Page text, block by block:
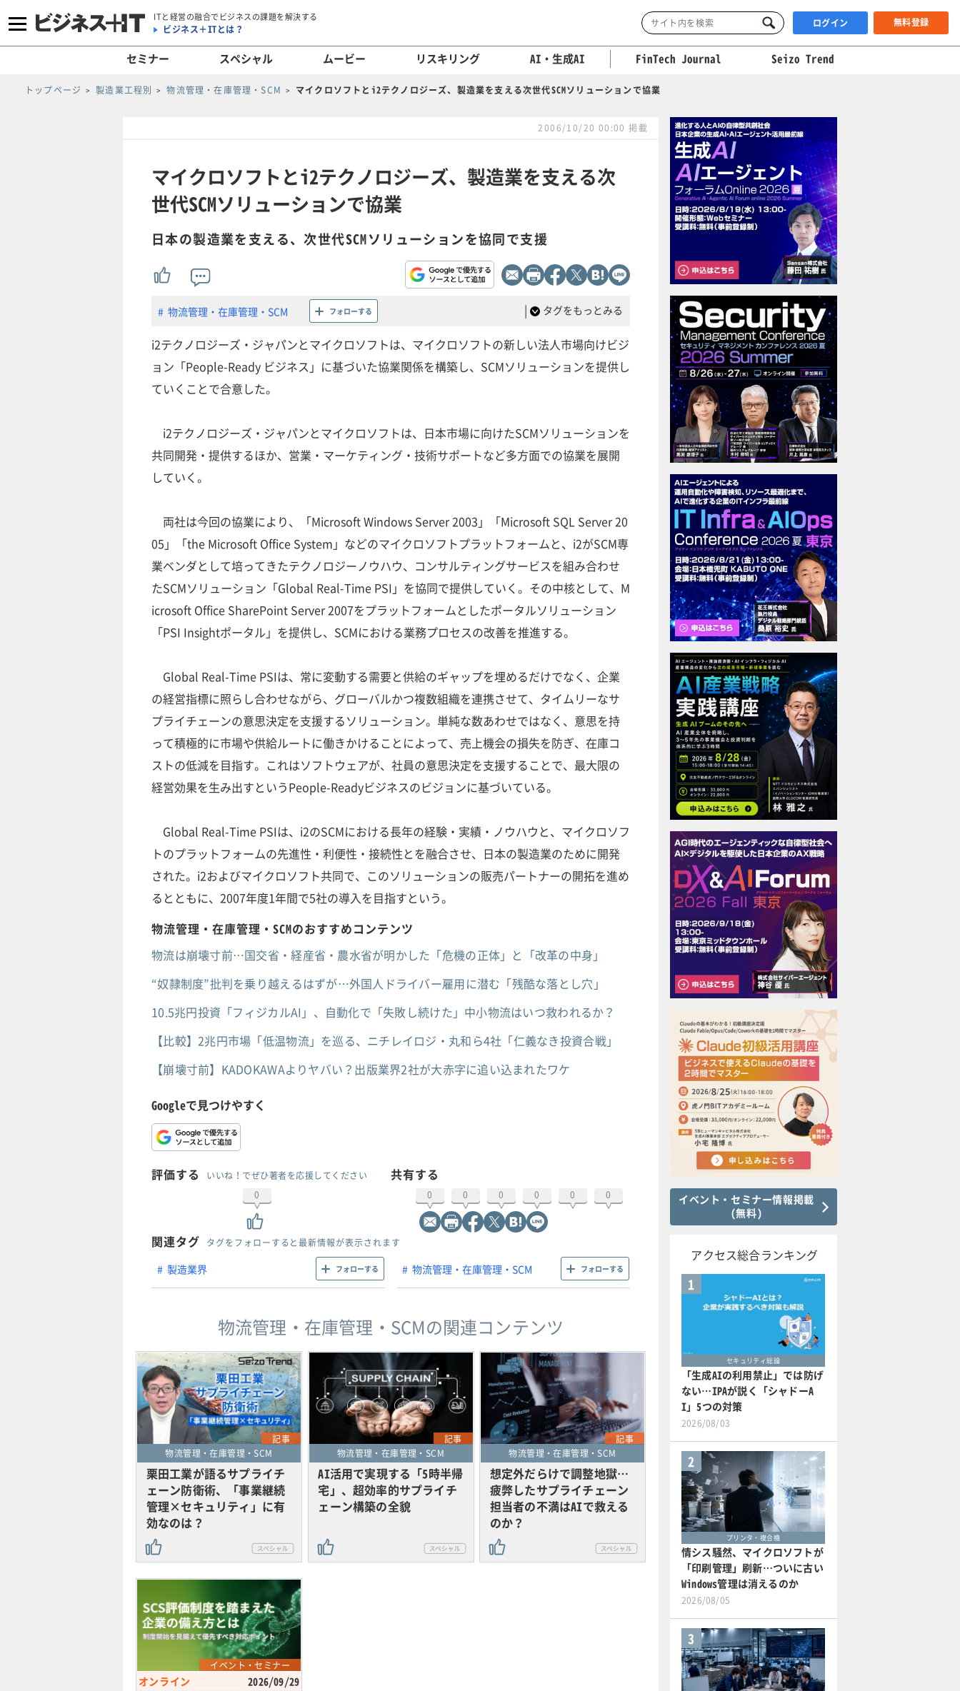
ITと経営の融合でビジネスの課題を解決する
ビジネス＋ITとは？ ログイン 無料登録
セミナー スペシャル ムービー リスキリング AI・生成AI FinTech Journal Seizo Trend
トップページ 製造業工程別 物流管理・在庫管理・SCM マイクロソフトとi2テクノロジーズ、製造業を支える次世代SCMソリューションで協業
2006/10/20 00:00 掲載
マイクロソフトとi2テクノロジーズ、製造業を支える次
世代SCMソリューションで協業
日本の製造業を支える、次世代SCMソリューションを協同で支援
物流管理・在庫管理・SCM フォローする | タグをもっとみる
i2テクノロジーズ・ジャパンとマイクロソフトは、マイクロソフトの新しい法人市場向けビジ
ョン「People-Ready ビジネス」に基づいた協業関係を構築し、SCMソリューションを提供し
ていくことで合意した。
i2テクノロジーズ・ジャパンとマイクロソフトは、日本市場に向けたSCMソリューションを
共同開発・提供するほか、営業・マーケティング・技術サポートなど多方面での協業を展開
していく。
両社は今回の協業により、「Microsoft Windows Server 2003」「Microsoft SQL Server 20
05」「the Microsoft Office System」などのマイクロソフトプラットフォームと、i2がSCM専
業ベンダとして培ってきたテクノロジーノウハウ、コンサルティングサービスを組み合わせ
たSCMソリューション「Global Real-Time PSI」を協同で提供していく。その中核として、M
icrosoft Office SharePoint Server 2007をプラットフォームとしたポータルソリューション
「PSI Insightポータル」を提供し、SCMにおける業務プロセスの改善を推進する。
Global Real-Time PSIは、常に変動する需要と供給のギャップを埋めるだけでなく、企業
の経営指標に照らし合わせながら、グローバルかつ複数組織を連携させて、タイムリーなサ
プライチェーンの意思決定を支援するソリューション。単純な数あわせではなく、意思を持
って積極的に市場や供給ルートに働きかけることによって、売上機会の損失を防ぎ、在庫コ
ストの低減を目指す。これはソフトウェアが、社員の意思決定を支援することで、最大限の
経営効果を生み出すというPeople-Readyビジネスのビジョンに基づいている。
Global Real-Time PSIは、i2のSCMにおける長年の経験・実績・ノウハウと、マイクロソフ
トのプラットフォームの先進性・利便性・接続性とを融合させ、日本の製造業のために開発
された。i2およびマイクロソフト共同で、このソリューションの販売パートナーの開拓を進め
るとともに、2007年度1年間で5社の導入を目指すという。
物流管理・在庫管理・SCMのおすすめコンテンツ
物流は崩壊寸前…国交省・経産省・農水省が明かした「危機の正体」と「改革の中身」
“奴隷制度”批判を乗り越えるはずが…外国人ドライバー雇用に潜む「残酷な落とし穴」
10.5兆円投資「フィジカルAI」、自動化で「失敗し続けた」中小物流はいつ救われるか？
【比較】2兆円市場「低温物流」を巡る、ニチレイロジ・丸和ら4社「仁義なき投資合戦」
【崩壊寸前】KADOKAWAよりヤバい？出版業界2社が大赤字に追い込まれたワケ
Googleで見つけやすく
評価する
いいね！でぜひ著者を応援してください
0
共有する
0 0 0 0 0 0
関連タグ タグをフォローすると最新情報が表示されます
製造業界 フォローする 物流管理・在庫管理・SCM フォローする
物流管理・在庫管理・SCMの関連コンテンツ
記事
物流管理・在庫管理・SCM
栗田工業が語るサプライチ
ェーン防衛術、「事業継続
管理×セキュリティ」に有
効なのは？
記事
物流管理・在庫管理・SCM
AI活用で実現する「5時半帰
宅」、超効率的サプライチ
ェーン構築の全貌
記事
物流管理・在庫管理・SCM
想定外だらけで調整地獄…
疲弊したサプライチェーン
担当者の不満はAIで救える
のか？
イベント・セミナー
オンライン 2026/09/29
イベント・セミナー情報掲載
(無料)
アクセス総合ランキング
1
セキュリティ総論
「生成AIの利用禁止」では防げ
ない…IPAが説く「シャドーA
I」5つの対策
2026/08/03
2
プリンタ・複合機
情シス騒然、マイクロソフトが
「印刷管理」刷新…ついに古い
Windows管理は消えるのか
2026/08/05
3